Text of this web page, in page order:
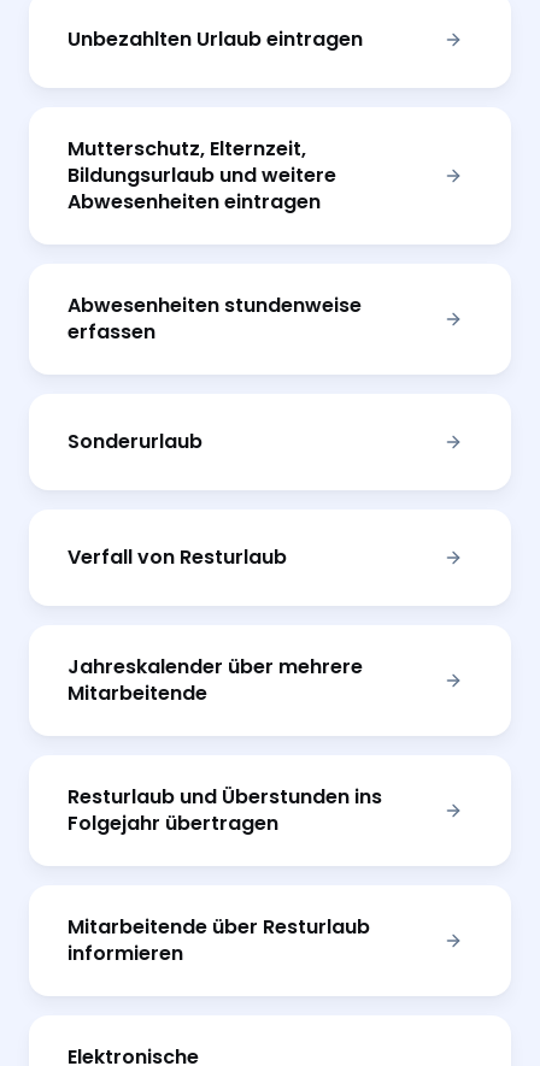
Unbezahlten Urlaub eintragen
Mutterschutz, Elternzeit,
Bildungsurlaub und weitere
Abwesenheiten eintragen
Abwesenheiten stundenweise
erfassen
Sonderurlaub
Verfall von Resturlaub
Jahreskalender über mehrere
Mitarbeitende
Resturlaub und Überstunden ins
Folgejahr übertragen
Mitarbeitende über Resturlaub
informieren
Elektronische